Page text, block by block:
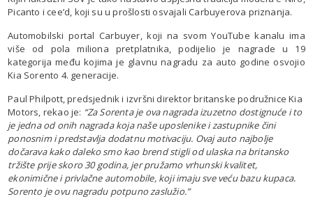
Picanto i cee’d, koji su u prošlosti osvajali Carbuyerova priznanja.
Automobilski portal Carbuyer, koji na svom YouTube kanalu ima
više od pola miliona pretplatnika, podijelio je nagrade u 19
kategorija među kojima je glavnu nagradu za auto godine osvojio
Kia Sorento 4. generacije.
Paul Philpott, predsjednik i izvršni direktor britanske podružnice Kia
Motors, rekao je: “Za Sorenta je ova nagrada izuzetno dostignuće i to
je jedna od onih nagrada koja naše uposlenike i zastupnike čini
ponosnim i predstavlja dodatnu motivaciju. Ovaj auto najbolje
dočarava kako daleko smo kao brend stigli od ulaska na britansko
tržište prije skoro 30 godina, jer pružamo vrhunski kvalitet,
ekonimične i privlačne automobile, koji imaju sve veću bazu kupaca.
Sorento je ovu nagradu potpuno zaslužio.”